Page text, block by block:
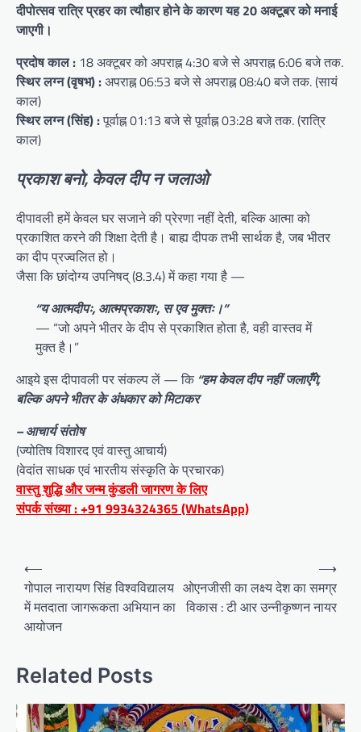
दीपोत्सव रात्रि प्रहर का त्यौहार होने के कारण यह 20 अक्टूबर को मनाई
जाएगी।
प्रदोष काल : 18 अक्टूबर को अपराह्न 4:30 बजे से अपराह्न 6:06 बजे तक.
स्थिर लग्न (वृषभ) :अपराह्न 06:53 बजे से अपराह्न 08:40 बजे तक. (सायं
काल)
स्थिर लग्न (सिंह) :पूर्वाह्न 01:13 बजे से पूर्वाह्न 03:28 बजे तक. (रात्रि
काल)
प्रकाश बनो, केवल दीप न जलाओ
दीपावली हमें केवल घर सजाने की प्रेरणा नहीं देती, बल्कि आत्मा को
प्रकाशित करने की शिक्षा देती है। बाह्य दीपक तभी सार्थक है, जब भीतर
का दीप प्रज्वलित हो।
जैसा कि छांदोग्य उपनिषद् (8.3.4) में कहा गया है —
“य आत्मदीपः, आत्मप्रकाशः, स एव मुक्तः।”
— “जो अपने भीतर के दीप से प्रकाशित होता है, वही वास्तव में
मुक्त है।”
आइये इस दीपावली पर संकल्प लें — कि “हम केवल दीप नहीं जलाएँगे,
बल्कि अपने भीतर के अंधकार को मिटाकर
– आचार्य संतोष
(ज्योतिष विशारद एवं वास्तु आचार्य)
(वेदांत साधक एवं भारतीय संस्कृति के प्रचारक)
वास्तु शुद्धि और जन्म कुंडली जागरण के लिए
संपर्क संख्या : +91 9934324365 (WhatsApp)
Post
navigation
⟵
गोपाल नारायण सिंह विश्वविद्यालय
में मतदाता जागरूकता अभियान का
आयोजन
ओएनजीसी का लक्ष्य देश का समग्र
विकास : टी आर उन्नीकृष्णन नायर
⟶
Related Posts